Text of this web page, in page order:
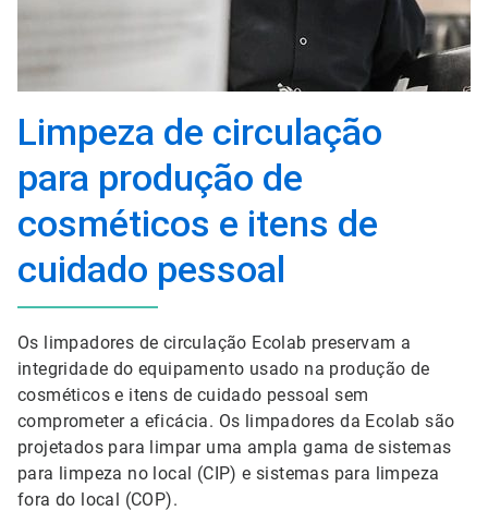
Limpeza de circulação
para produção de
cosméticos e itens de
cuidado pessoal
Os limpadores de circulação Ecolab preservam a
integridade do equipamento usado na produção de
cosméticos e itens de cuidado pessoal sem
comprometer a eficácia. Os limpadores da Ecolab são
projetados para limpar uma ampla gama de sistemas
para limpeza no local (CIP) e sistemas para limpeza
fora do local (COP).